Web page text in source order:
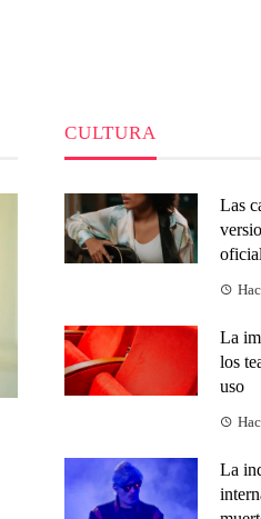
CULTURA
Las
La
los
uso
La